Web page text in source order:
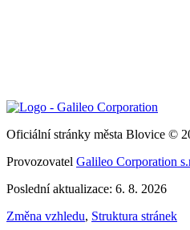
Oficiální stránky města Blovice ©
Provozovatel Galileo Corporation
Poslední aktualizace: 6. 8. 2026
Změna vzhledu, Struktura stránek